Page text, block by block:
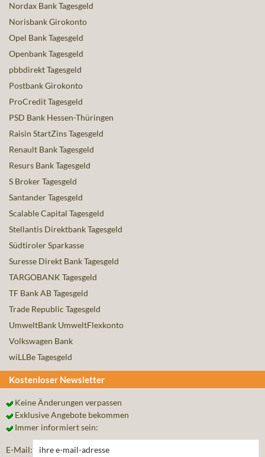
Nordax Bank Tagesgeld
Norisbank Girokonto
Opel Bank Tagesgeld
Openbank Tagesgeld
pbbdirekt Tagesgeld
Postbank Girokonto
ProCredit Tagesgeld
PSD Bank Hessen-Thüringen
Raisin StartZins Tagesgeld
Renault Bank Tagesgeld
Resurs Bank Tagesgeld
S Broker Tagesgeld
Santander Tagesgeld
Scalable Capital Tagesgeld
Stellantis Direktbank Tagesgeld
Südtiroler Sparkasse
Suresse Direkt Bank Tagesgeld
TARGOBANK Tagesgeld
TF Bank AB Tagesgeld
Trade Republic Tagesgeld
UmweltBank UmweltFlexkonto
Volkswagen Bank
wiLLBe Tagesgeld
Kostenloser Newsletter
Keine Änderungen verpassen
Exklusive Angebote bekommen
Immer informiert sein:
E-Mail: